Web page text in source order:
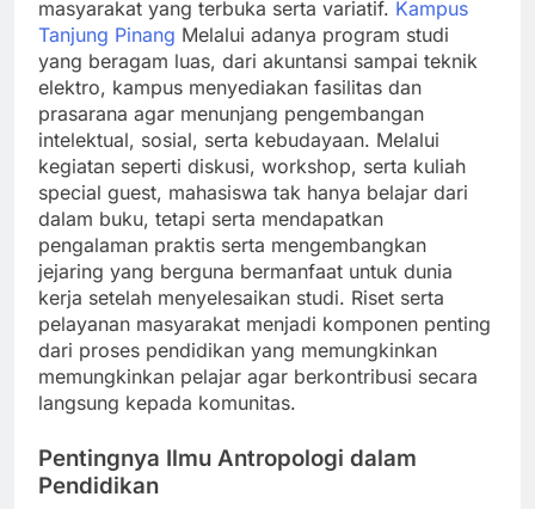
masyarakat yang terbuka serta variatif. Kampus
Tanjung Pinang Melalui adanya program studi
yang beragam luas, dari akuntansi sampai teknik
elektro, kampus menyediakan fasilitas dan
prasarana agar menunjang pengembangan
intelektual, sosial, serta kebudayaan. Melalui
kegiatan seperti diskusi, workshop, serta kuliah
special guest, mahasiswa tak hanya belajar dari
dalam buku, tetapi serta mendapatkan
pengalaman praktis serta mengembangkan
jejaring yang berguna bermanfaat untuk dunia
kerja setelah menyelesaikan studi. Riset serta
pelayanan masyarakat menjadi komponen penting
dari proses pendidikan yang memungkinkan
memungkinkan pelajar agar berkontribusi secara
langsung kepada komunitas.
Pentingnya Ilmu Antropologi dalam
Pendidikan